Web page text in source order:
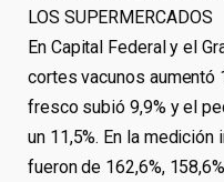
LOS SUPERMERCADOS
En Capital Federal y el
cortes vacunos aumentó
fresco subió 9,9% y el
un 11,5%. En la medición
fueron de 162,6%,